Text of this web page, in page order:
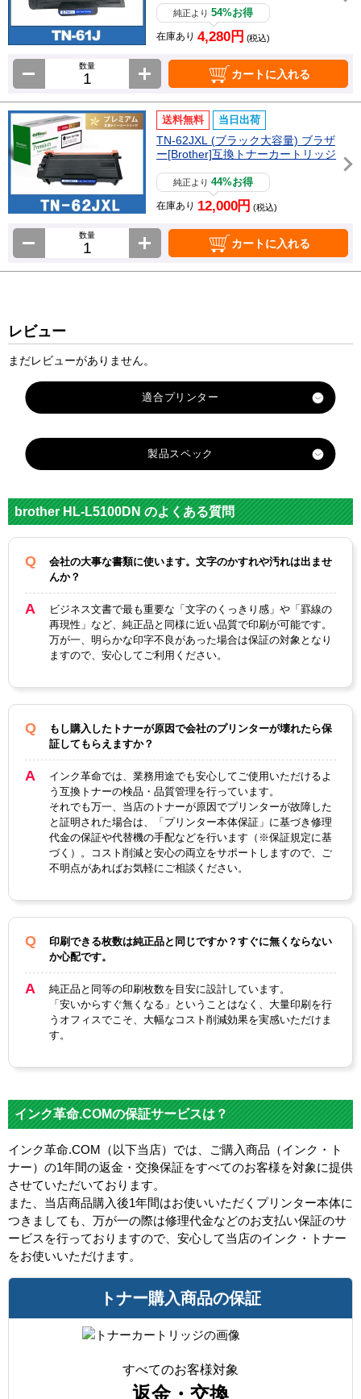
純正より54%お得
在庫あり 4,280円 (税込)
数量
カートに入れる
送料無料 当日出荷
TN-62JXL (ブラック大容量) ブラザ
ー[Brother]互換トナーカートリッジ
純正より44%お得
在庫あり 12,000円 (税込)
数量
カートに入れる
レビュー
まだレビューがありません。
製品スペック
メーカ
ー
ブラザー
対応
純正型
番
TN-62J DR-60J TN-61J
TN-
カラー
ブラッ
ク
ブラッ
ク
ブラッ
ク
プ
イプ
ナー
ラム
互換トナー
brother HL-L5100DN のよくある質問
会社の大事な書類に使います。文字のかすれや汚れは出ませ
んか？
ビジネス文書で最も重要な「文字のくっきり感」や「罫線の
再現性」など、純正品と同様に近い品質で印刷が可能です。
万が一、明らかな印字不良があった場合は保証の対象となり
ますので、安心してご利用ください。
もし購入したトナーが原因で会社のプリンターが壊れたら保
証してもらえますか？
インク革命では、業務用途でも安心してご使用いただけるよ
う互換トナーの検品・品質管理を行っています。
それでも万一、当店のトナーが原因でプリンターが故障した
と証明された場合は、「プリンター本体保証」に基づき修理
代金の保証や代替機の手配などを行います（※保証規定に基
づく）。コスト削減と安心の両立をサポートしますので、ご
不明点があればお気軽にご相談ください。
印刷できる枚数は純正品と同じですか？すぐに無くならない
か心配です。
純正品と同等の印刷枚数を目安に設計しています。
「安いからすぐ無くなる」ということはなく、大量印刷を行
うオフィスでこそ、大幅なコスト削減効果を実感いただけま
す。
インク革命.COMの保証サービスは？
インク革命.COM（以下当店）では、ご購入商品（インク・ト
ナー）の1年間の返金・交換保証をすべてのお客様を対象に提供
させていただいております。
また、当店商品購入後1年間はお使いいただくプリンター本体に
つきましても、万が一の際は修理代金などのお支払い保証のサ
ービスを行っておりますので、安心して当店のインク・トナー
をお使いいただけます。
トナー購入商品の保証
すべてのお客様対象
返金・交換